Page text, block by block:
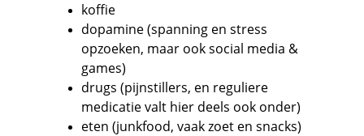
koffie
dopamine (spanning en stress
opzoeken, maar ook social media &
games)
drugs (pijnstillers, en reguliere
medicatie valt hier deels ook onder)
eten (junkfood, vaak zoet en snacks)